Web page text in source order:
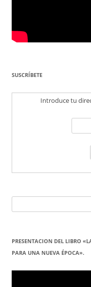
SUSCRÍBETE
Introduce tu
PRESENTACION DEL LIBRO
PARA UNA NUEVA ÉPOCA».